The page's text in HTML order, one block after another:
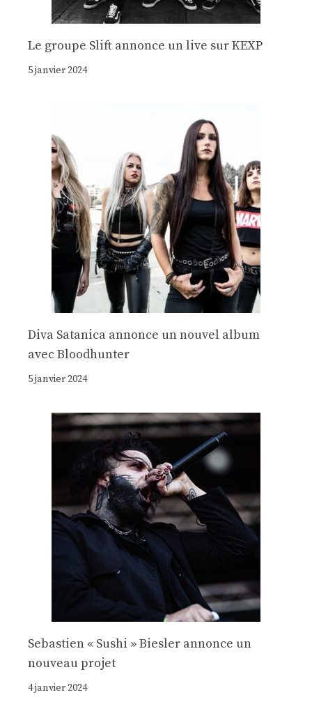
Le groupe Slift annonce un live sur KEXP
5 janvier 2024
Diva Satanica annonce un nouvel album
avec Bloodhunter
5 janvier 2024
Sebastien « Sushi » Biesler annonce un
nouveau projet
4 janvier 2024